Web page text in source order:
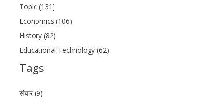
Topic (131)
Economics (106)
History (82)
Educational Technology (62)
Tags
संचार (9)